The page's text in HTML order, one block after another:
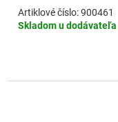
Skladom u dodávateľa
900461